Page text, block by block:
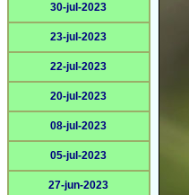
30-jul-2023
23-jul-2023
22-jul-2023
20-jul-2023
08-jul-2023
05-jul-2023
27-jun-2023